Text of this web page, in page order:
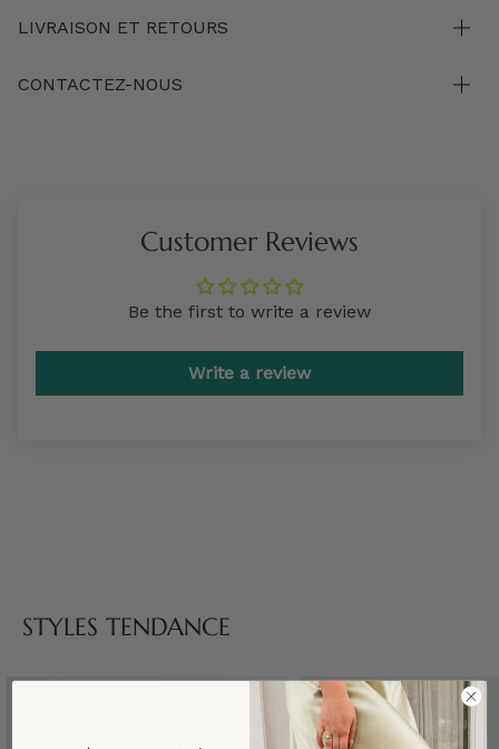
LIVRAISON ET RETOURS
CONTACTEZ-NOUS
Customer Reviews
Be the first to write a review
Write a review
STYLES TENDANCE